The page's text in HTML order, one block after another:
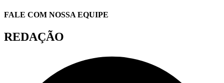
FALE COM NOSSA EQUIPE
REDAÇÃO